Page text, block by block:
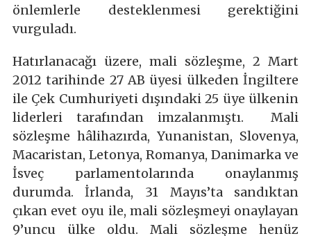
önlemlerle desteklenmesi gerektiğini
vurguladı.
Hatırlanacağı üzere, mali sözleşme, 2 Mart
2012 tarihinde 27 AB üyesi ülkeden İngiltere
ile Çek Cumhuriyeti dışındaki 25 üye ülkenin
liderleri tarafından imzalanmıştı. Mali
sözleşme hâlihazırda, Yunanistan, Slovenya,
Macaristan, Letonya, Romanya, Danimarka ve
İsveç parlamentolarında onaylanmış
durumda. İrlanda, 31 Mayıs’ta sandıktan
çıkan evet oyu ile, mali sözleşmeyi onaylayan
9’uncu ülke oldu. Mali sözleşme henüz